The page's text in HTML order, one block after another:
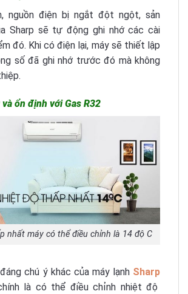
nguồn điện bị ngắt đột ngột, sản
Sharp sẽ tự động ghi nhớ các cài
đó. Khi có điện lại, máy sẽ thiết lập
số đã ghi nhớ trước đó mà không
ổn định với Gas R32
nhất máy có thể điều chỉnh là 14 độ C
chú ý khác của máy lạnh Sharp
là có thể điều chỉnh nhiệt độ